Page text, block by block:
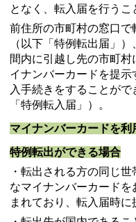
となく、転入届を行うこ
前住所の市町村の窓口で
（以下「特例転出届」
間内に引越し先の市町村
イナンバーカードを提示
入手続きをすることがで
「特例転入届」）。
マイナンバーカードを利
特例転出ができる場合
・転出される方の同じ
なマイナンバーカードを
まれており、転入届時に